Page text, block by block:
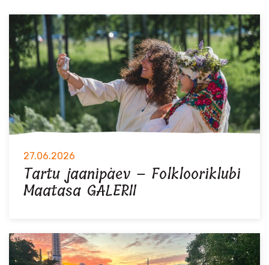
27.06.2026
Tartu jaanipäev – Folklooriklubi
Maatasa GALERII